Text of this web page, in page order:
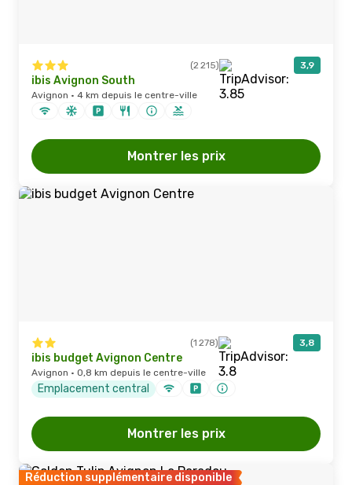
(2 215) 3,9
ibis Avignon South
Avignon · 4 km depuis le centre-ville
Montrer les prix
(1 278) 3,8
ibis budget Avignon Centre
Avignon · 0,8 km depuis le centre-ville
Emplacement central
Montrer les prix
Réduction supplémentaire disponible